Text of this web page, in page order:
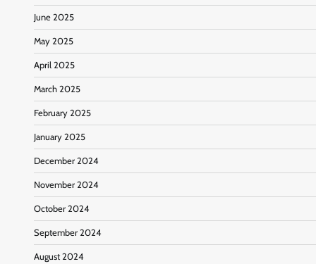
June 2025
May 2025
April 2025
March 2025
February 2025
January 2025
December 2024
November 2024
October 2024
September 2024
August 2024